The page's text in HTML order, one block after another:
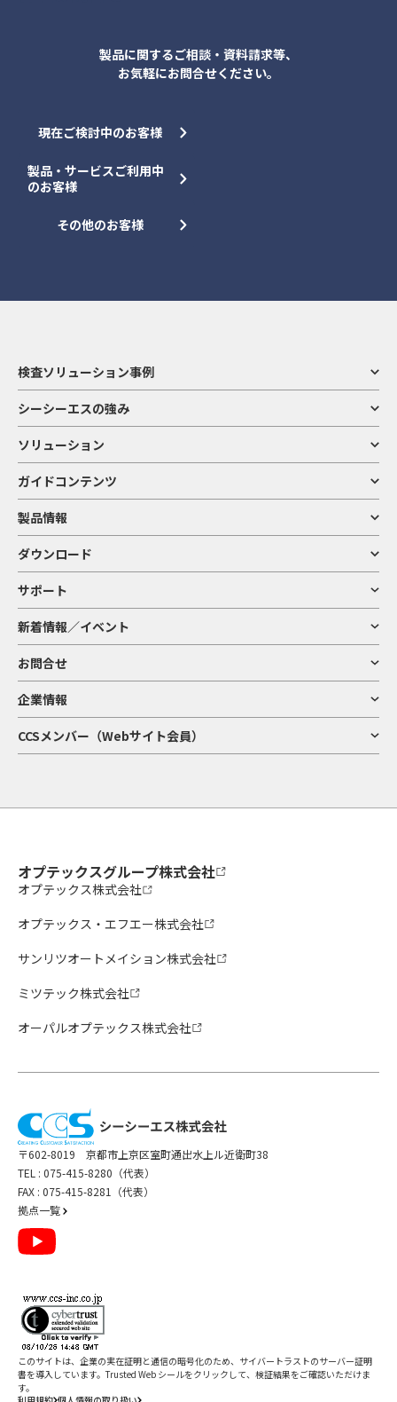
製品に関するご相談・資料請求等、
お気軽にお問合せください。
現在ご検討中のお客様
製品・サービスご利用中
のお客様
その他のお客様
検査ソリューション事例
シーシーエスの強み
ソリューション
ガイドコンテンツ
製品情報
ダウンロード
サポート
新着情報／イベント
お問合せ
企業情報
CCSメンバー（Webサイト会員）
オプテックスグループ株式会社
オプテックス株式会社
オプテックス・エフエー株式会社
サンリツオートメイション株式会社
ミツテック株式会社
オーパルオプテックス株式会社
〒602-8019 京都市上京区室町通出水上ル近衛町38
TEL : 075-415-8280（代表）
FAX : 075-415-8281（代表）
拠点一覧
このサイトは、企業の実在証明と通信の暗号化のため、サイバートラストのサーバー証明
書を導入しています。Trusted Web シールをクリックして、検証結果をご確認いただけま
す。